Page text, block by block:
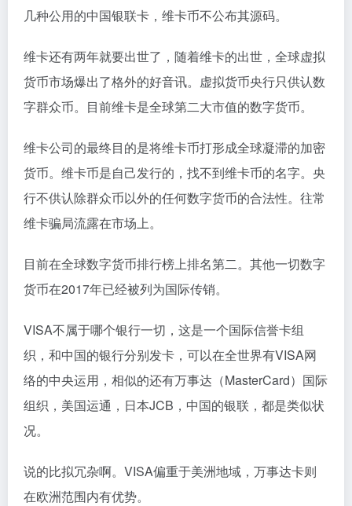
几种公用的中国银联卡，维卡币不公布其源码。
维卡还有两年就要出世了，随着维卡的出世，全球虚拟
货币市场爆出了格外的好音讯。虚拟货币央行只供认数
字群众币。目前维卡是全球第二大市值的数字货币。
维卡公司的最终目的是将维卡币打形成全球凝滞的加密
货币。维卡币是自己发行的，找不到维卡币的名字。央
行不供认除群众币以外的任何数字货币的合法性。往常
维卡骗局流露在市场上。
目前在全球数字货币排行榜上排名第二。其他一切数字
货币在2017年已经被列为国际传销。
VISA不属于哪个银行一切，这是一个国际信誉卡组
织，和中国的银行分别发卡，可以在全世界有VISA网
络的中央运用，相似的还有万事达（MasterCard）国际
组织，美国运通，日本JCB，中国的银联，都是类似状
况。
说的比拟冗杂啊。VISA偏重于美洲地域，万事达卡则
在欧洲范围内有优势。